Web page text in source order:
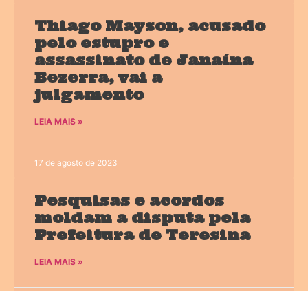
Thiago Mayson, acusado
pelo estupro e
assassinato de Janaína
Bezerra, vai a
julgamento
LEIA MAIS »
17 de agosto de 2023
Pesquisas e acordos
moldam a disputa pela
Prefeitura de Teresina
LEIA MAIS »